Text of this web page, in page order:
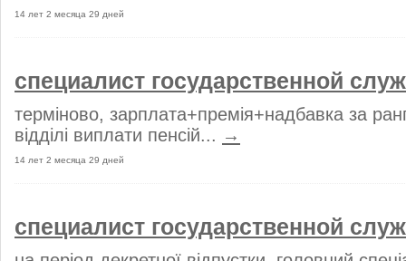
14 лет 2 месяца 29 дней
специалист государственной
терміново, зарплата+премія+надбавка за
відділі виплати пенсій... →
14 лет 2 месяца 29 дней
специалист государственной